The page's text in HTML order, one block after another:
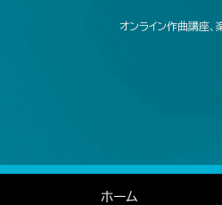
オンライン作曲講座
ホーム